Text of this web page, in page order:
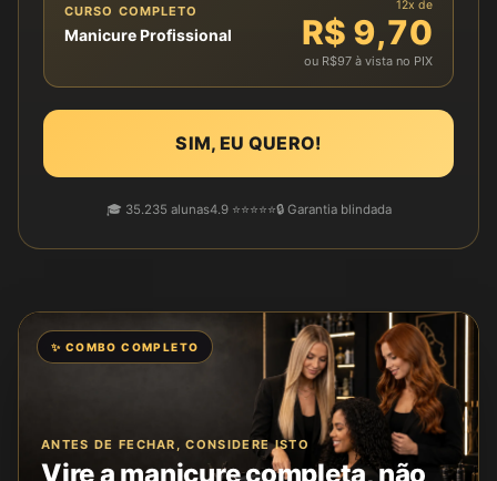
CURSO COMPLETO
Manicure Profissional
12x de
R$ 9,70
ou R$97 à vista no PIX
SIM, EU QUERO!
🎓 35.235 alunas4.9 ⭐⭐⭐⭐⭐🔒 Garantia blindada
✨ COMBO COMPLETO
ANTES DE FECHAR, CONSIDERE ISTO
Vire a manicure completa, não